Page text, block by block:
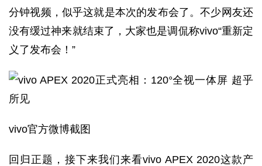
分钟视频，似乎这就是本次的发布会了。不少网友还
没有缓过神来就结束了，大家也是调侃称vivo“重新定
义了发布会！”
vivo官方微博截图
回归正题，接下来我们来看vivo APEX 2020这款产